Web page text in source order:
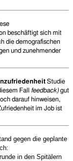
beschäftigt sich mit
die demografischen
und zunehmender
Studie
Fall feedback)gut
darauf hinweisen,
im Job ist
gegen die geplante
in den Spitälern